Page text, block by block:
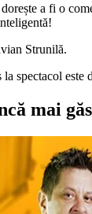
a fi o
Strunilă.
spectacol este
mai